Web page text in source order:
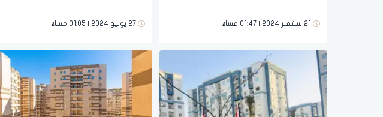
21 سبتمبر 2024 | 01:47 مساءً 27 يوليو 2024 | 01:05 مساءً